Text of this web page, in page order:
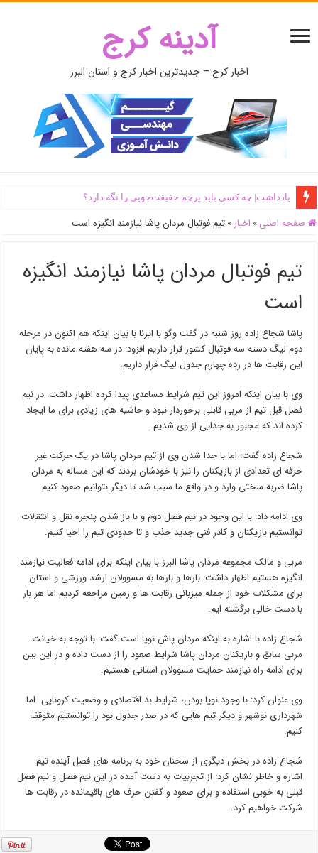
آدینه کرج
اخبار کرج – جدیدترین اخبار کرج و استان البرز
یادداشت| ‌چه کسی باید پرچم حقیقت‌جویی را نگه دارد؟
صفحه اصلی » اخبار » تیم فوتبال مردان پاشا نیازمند انگیزه است
تیم فوتبال مردان پاشا نیازمند انگیزه
است
پاشا شجاع زاده روز شنبه در گفت وگو با ایرنا با بیان اینکه هم اکنون در مرحله
دوم لیگ دسته سه فوتبال کشور قرار داریم افزود: در سه هفته مانده به پایان
این رقابت ها در رده چهارم جدول لیگ قرار داریم.
وی با بیان اینکه امروز این تیم شرایط مساعدی پیدا کرده اظهار داشت: در نیم
فصل قبل تیم از مربی قابلی برخوردار نبود و حاشیه های زیادی برای ما ایجاد
کرده اند که مجبور به جدایی از وی شدیم.
شجاع زاده گفت: اما با جدا شدن وی از تیم مردان پاشا در یک حرکت غیر
حرفه ای تعدادی از بازیکنان را نیز با خودشان بردند که این مساله به مردان
پاشا ضربه سختی وارد و در واقع ما سبب شد تا دیگر نتوانیم صعود کنیم.
وی ادامه داد: با این وجود در نیم فصل دوم و با باز شدن پنجره نقل و انتقالات
توانستیم بازیکنان و کادر فنی جدید جذب و تا حدودی تیم را احیا کنیم.
مربی و مالک مجموعه مردان پاشا البرز با بیان اینکه برای ادامه فعالیت نیازمند
انگیزه هستیم اظهار داشت: بارها و بارها به مسوولان ارشد ورزشی و استان
برای مشکلات خود از جمله میزبانی رقابت ها و زمین مراجعه کردیم اما هر بار
با دست خالی برگشته ایم.
شجاع زاده با اشاره به اینکه مردان پاش نوپا است گفت: با توجه به خیانت
مربی سابق و بازیکنان مردان پاشا شرایط صعود را از دست داده و در این بین
برای ادامه راه نیازمند حمایت مسوولان استانی هستیم.
وی عنوان کرد: با وجود نوپا بودن، شرایط بد اقتصادی و وضعیت کرونایی اما
شهرداری نوشهر و دیگر تیم هایی که در صدر جدول بود را توانستیم متوقف
کنیم.
شجاع زاده در بخش دیگری از سخنان خود به برنامه های فصل آینده تیم
اشاره و خاطر نشان کرد: از تجربیات به دست آمده در این نیم فصل و نیم فصل
قبلی به خوبی استفاده و برای صعود و گفتن حرف های باقیمانده در رقابت ها
شرکت خواهیم کرد.